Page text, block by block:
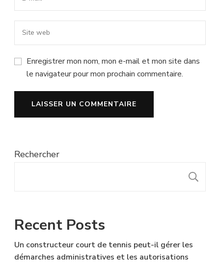
Enregistrer mon nom, mon e-mail et mon site dans
le navigateur pour mon prochain commentaire.
Rechercher
Recent Posts
Un constructeur court de tennis peut-il gérer les
démarches administratives et les autorisations